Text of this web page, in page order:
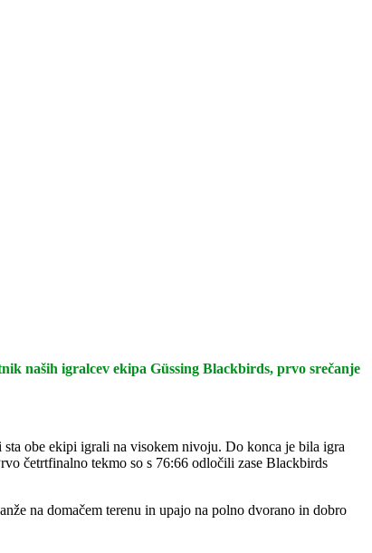
naših igralcev ekipa Güssing Blackbirds, prvo srečanje
obe ekipi igrali na visokem nivoju. Do konca je bila igra
četrtfinalno tekmo so s 76:66 odločili zase Blackbirds
na domačem terenu in upajo na polno dvorano in dobro